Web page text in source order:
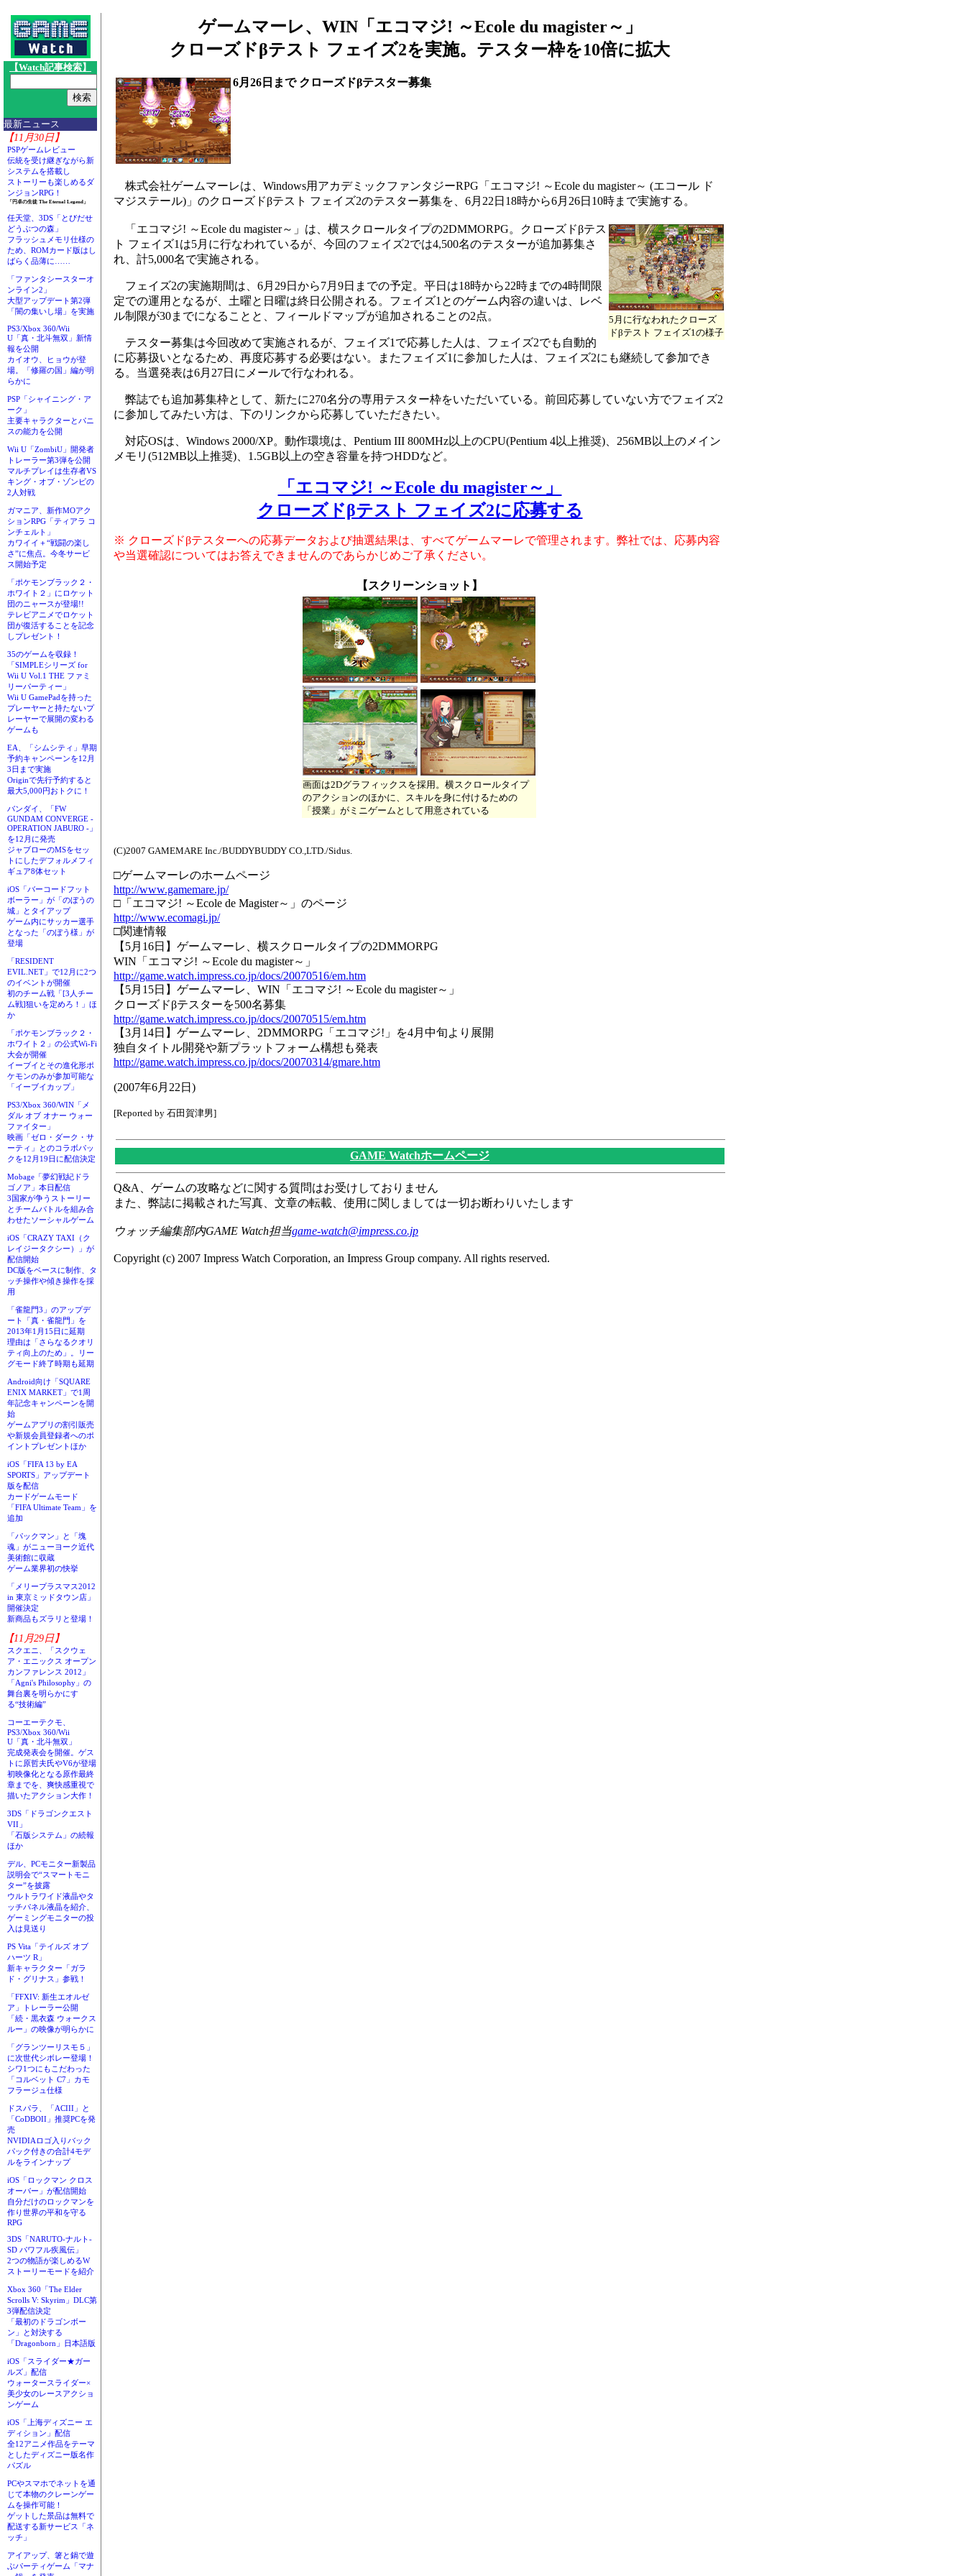
【Watch記事検索】
最新ニュース
【11月30日】
PSPゲームレビュー
伝統を受け継ぎながら新
システムを搭載し
ストーリーも楽しめるダ
ンジョンRPG！
「円卓の生徒 The Eternal Legend」
任天堂、3DS「とびだせ
どうぶつの森」
フラッシュメモリ仕様の
ため、ROMカード版はし
ばらく品薄に……
「ファンタシースターオ
ンライン2」
大型アップデート第2弾
「闇の集いし場」を実施
PS3/Xbox 360/Wii
U「真・北斗無双」新情
報を公開
カイオウ、ヒョウが登
場。「修羅の国」編が明
らかに
PSP「シャイニング・ア
ーク」
主要キャラクターとパニ
スの能力を公開
Wii U「ZombiU」開発者
トレーラー第3弾を公開
マルチプレイは生存者VS
キング・オブ・ゾンビの
2人対戦
ガマニア、新作MOアク
ションRPG「ティアラ コ
ンチェルト」
カワイイ＋“戦闘の楽し
さ”に焦点。今冬サービ
ス開始予定
「ポケモンブラック２・
ホワイト２」にロケット
団のニャースが登場!!
テレビアニメでロケット
団が復活することを記念
しプレゼント！
35のゲームを収録！
「SIMPLEシリーズ for
Wii U Vol.1 THE ファミ
リーパーティー」
Wii U GamePadを持った
プレーヤーと持たないプ
レーヤーで展開の変わる
ゲームも
EA、「シムシティ」早期
予約キャンペーンを12月
3日まで実施
Originで先行予約すると
最大5,000円おトクに！
バンダイ、「FW
GUNDAM CONVERGE -
OPERATION JABURO -」
を12月に発売
ジャブローのMSをセッ
トにしたデフォルメフィ
ギュア8体セット
iOS「バーコードフット
ボーラー」が「のぼうの
城」とタイアップ
ゲーム内にサッカー選手
となった「のぼう様」が
登場
「RESIDENT
EVIL.NET」で12月に2つ
のイベントが開催
初のチーム戦「[3人チー
ム戦]狙いを定めろ！」ほ
か
「ポケモンブラック２・
ホワイト２」の公式Wi-Fi
大会が開催
イーブイとその進化形ポ
ケモンのみが参加可能な
「イーブイカップ」
PS3/Xbox 360/WIN「メ
ダル オブ オナー ウォー
ファイター」
映画「ゼロ・ダーク・サ
ーティ」とのコラボパッ
クを12月19日に配信決定
Mobage「夢幻戦紀ドラ
ゴノア」本日配信
3国家が争うストーリー
とチームバトルを組み合
わせたソーシャルゲーム
iOS「CRAZY TAXI（ク
レイジータクシー）」が
配信開始
DC版をベースに制作、タ
ッチ操作や傾き操作を採
用
「雀龍門3」のアップデ
ート「真・雀龍門」を
2013年1月15日に延期
理由は「さらなるクオリ
ティ向上のため」。リー
グモード終了時期も延期
Android向け「SQUARE
ENIX MARKET」で1周
年記念キャンペーンを開
始
ゲームアプリの割引販売
や新規会員登録者へのポ
イントプレゼントほか
iOS「FIFA 13 by EA
SPORTS」アップデート
版を配信
カードゲームモード
「FIFA Ultimate Team」を
追加
「パックマン」と「塊
魂」がニューヨーク近代
美術館に収蔵
ゲーム業界初の快挙
「メリープラスマス2012
in 東京ミッドタウン店」
開催決定
新商品もズラリと登場！
【11月29日】
スクエニ、「スクウェ
ア・エニックス オープン
カンファレンス 2012」
「Agni's Philosophy」の
舞台裏を明らかにす
る“技術編”
コーエーテクモ、
PS3/Xbox 360/Wii
U「真・北斗無双」
完成発表会を開催。ゲス
トに原哲夫氏やV6が登場
初映像化となる原作最終
章までを、爽快感重視で
描いたアクション大作！
3DS「ドラゴンクエスト
VII」
「石版システム」の続報
ほか
デル、PCモニター新製品
説明会で“スマートモニ
ター”を披露
ウルトラワイド液晶やタ
ッチパネル液晶を紹介、
ゲーミングモニターの投
入は見送り
PS Vita「テイルズ オブ
ハーツ R」
新キャラクター「ガラ
ド・グリナス」参戦！
「FFXIV: 新生エオルゼ
ア」トレーラー公開
「続・黒衣森 ウォークス
ルー」の映像が明らかに
「グランツーリスモ５」
に次世代シボレー登場！
シワ1つにもこだわった
「コルベット C7」カモ
フラージュ仕様
ドスパラ、「ACIII」と
「CoDBOII」推奨PCを発
売
NVIDIAロゴ入りバック
パック付きの合計4モデ
ルをラインナップ
iOS「ロックマン クロス
オーバー」が配信開始
自分だけのロックマンを
作り世界の平和を守る
RPG
3DS「NARUTO-ナルト-
SD パワフル疾風伝」
2つの物語が楽しめるW
ストーリーモードを紹介
Xbox 360「The Elder
Scrolls V: Skyrim」DLC第
3弾配信決定
「最初のドラゴンボー
ン」と対決する
「Dragonborn」日本語版
iOS「スライダー★ガー
ルズ」配信
ウォータースライダー×
美少女のレースアクショ
ンゲーム
iOS「上海ディズニー エ
ディション」配信
全12アニメ作品をテーマ
としたディズニー版名作
パズル
PCやスマホでネットを通
じて本物のクレーンゲー
ムを操作可能！
ゲットした景品は無料で
配送する新サービス「ネ
ッチ」
アイアップ、箸と鍋で遊
ぶパーティゲーム「マナ
ゲームマーレ、WIN「エコマジ! ～Ecole du magister～」
クローズドβテスト フェイズ2を実施。テスター枠を10倍に拡大
6月26日まで クローズドβテスター募集
株式会社ゲームマーレは、Windows用アカデミックファンタジーRPG「エコマジ! ～Ecole du magister～ (エコール ド
マジステール)」のクローズドβテスト フェイズ2のテスター募集を、6月22日18時から6月26日10時まで実施する。
5月に行なわれたクローズ
ドβテスト フェイズ1の様子
「エコマジ! ～Ecole du magister～」は、横スクロールタイプの2DMMORPG。クローズドβテス
ト フェイズ1は5月に行なわれているが、今回のフェイズ2では4,500名のテスターが追加募集さ
れ、計5,000名で実施される。
フェイズ2の実施期間は、6月29日から7月9日までの予定。平日は18時から22時までの4時間限
定での運用となるが、土曜と日曜は終日公開される。フェイズ1とのゲーム内容の違いは、レベ
ル制限が30までになることと、フィールドマップが追加されることの2点。
テスター募集は今回改めて実施されるが、フェイズ1で応募した人は、フェイズ2でも自動的
に応募扱いとなるため、再度応募する必要はない。またフェイズ1に参加した人は、フェイズ2にも継続して参加でき
る。当選発表は6月27日にメールで行なわれる。
弊誌でも追加募集枠として、新たに270名分の専用テスター枠をいただいている。前回応募していない方でフェイズ2
に参加してみたい方は、下のリンクから応募していただきたい。
対応OSは、Windows 2000/XP。動作環境は、Pentium III 800MHz以上のCPU(Pentium 4以上推奨)、256MB以上のメイン
メモリ(512MB以上推奨)、1.5GB以上の空き容量を持つHDDなど。
「エコマジ! ～Ecole du magister～」
クローズドβテスト フェイズ2に応募する
※ クローズドβテスターへの応募データおよび抽選結果は、すべてゲームマーレで管理されます。弊社では、応募内容
や当選確認についてはお答えできませんのであらかじめご了承ください。
【スクリーンショット】
画面は2Dグラフィックスを採用。横スクロールタイプ
のアクションのほかに、スキルを身に付けるための
「授業」がミニゲームとして用意されている
(C)2007 GAMEMARE Inc./BUDDYBUDDY CO.,LTD./Sidus.
□ゲームマーレのホームページ
http://www.gamemare.jp/
□「エコマジ! ～Ecole de Magister～」のページ
http://www.ecomagi.jp/
□関連情報
【5月16日】ゲームマーレ、横スクロールタイプの2DMMORPG
WIN「エコマジ! ～Ecole du magister～」
http://game.watch.impress.co.jp/docs/20070516/em.htm
【5月15日】ゲームマーレ、WIN「エコマジ! ～Ecole du magister～」
クローズドβテスターを500名募集
http://game.watch.impress.co.jp/docs/20070515/em.htm
【3月14日】ゲームマーレ、2DMMORPG「エコマジ!」を4月中旬より展開
独自タイトル開発や新プラットフォーム構想も発表
http://game.watch.impress.co.jp/docs/20070314/gmare.htm
(2007年6月22日)
[Reported by 石田賀津男]
GAME Watchホームページ
Q&A、ゲームの攻略などに関する質問はお受けしておりません
また、弊誌に掲載された写真、文章の転載、使用に関しましては一切お断わりいたします
ウォッチ編集部内GAME Watch担当game-watch@impress.co.jp
Copyright (c) 2007 Impress Watch Corporation, an Impress Group company. All rights reserved.